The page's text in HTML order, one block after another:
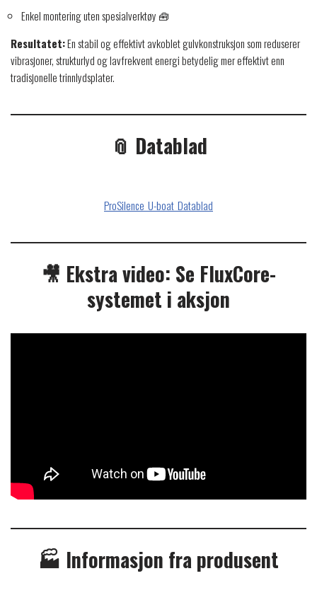
Enkel montering uten spesialverktøy 🧰
Resultatet:En stabil og effektivt avkoblet gulvkonstruksjon som reduserer
vibrasjoner, strukturlyd og lavfrekvent energi betydelig mer effektivt enn
tradisjonelle trinnlydsplater.
📎 Datablad
ProSilence_U-boat_Datablad
🎥 Ekstra video: Se FluxCore-
systemet i aksjon
🏭 Informasjon fra produsent